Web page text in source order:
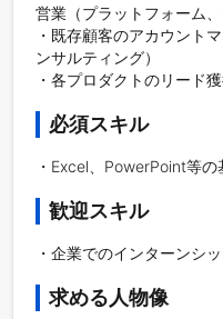
営業（プラットフォーム、
・既存顧客のアカウント
ンサルティング）
必須スキル
歓迎スキル
求める人物像